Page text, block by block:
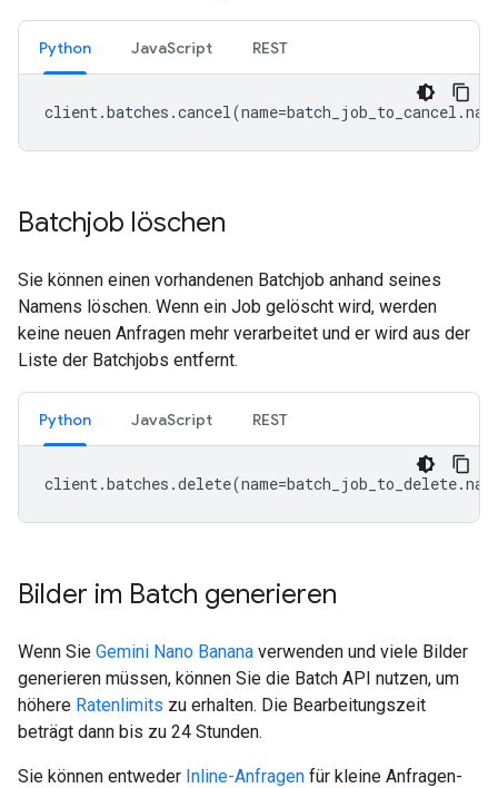
Python JavaScript REST
client.batches .cancel(name=batch_job_to_cancel .
Batchjob löschen
Sie können einen vorhandenen Batchjob anhand seines
Namens löschen. Wenn ein Job gelöscht wird, werden
keine neuen Anfragen mehr verarbeitet und er wird aus der
Liste der Batchjobs entfernt.
Python JavaScript REST
client.batches .delete(name=batch_job_to_delete.
Bilder im Batch generieren
Wenn Sie Gemini Nano Banana verwenden und viele Bilder
generieren müssen, können Sie die Batch API nutzen, um
höhere Ratenlimits zu erhalten. Die Bearbeitungszeit
beträgt dann bis zu 24 Stunden.
Sie können entweder Inline-Anfragen für kleine Anfragen-